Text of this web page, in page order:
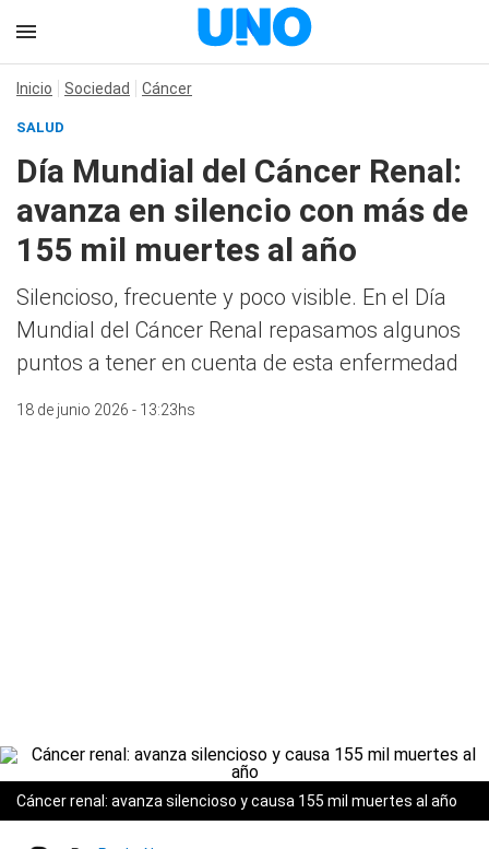
Inicio Sociedad Cáncer
SALUD
Día Mundial del Cáncer Renal:
avanza en silencio con más de
155 mil muertes al año
Silencioso, frecuente y poco visible. En el Día
Mundial del Cáncer Renal repasamos algunos
puntos a tener en cuenta de esta enfermedad
18 de junio 2026 - 13:23hs
Cáncer renal: avanza silencioso y causa 155 mil muertes al año